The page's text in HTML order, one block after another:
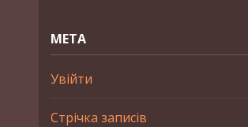
МЕТА
Увійти
Стрічка записів